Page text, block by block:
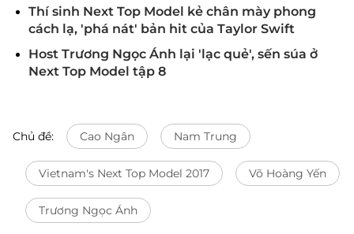
Thí sinh Next Top Model kẻ chân mày phong
cách lạ, 'phá nát' bản hit của Taylor Swift
Host Trương Ngọc Ánh lại 'lạc quẻ', sến súa ở
Next Top Model tập 8
Chủ đề: Cao Ngân Nam Trung
Vietnam's Next Top Model 2017 Võ Hoàng Yến
Trương Ngọc Ánh